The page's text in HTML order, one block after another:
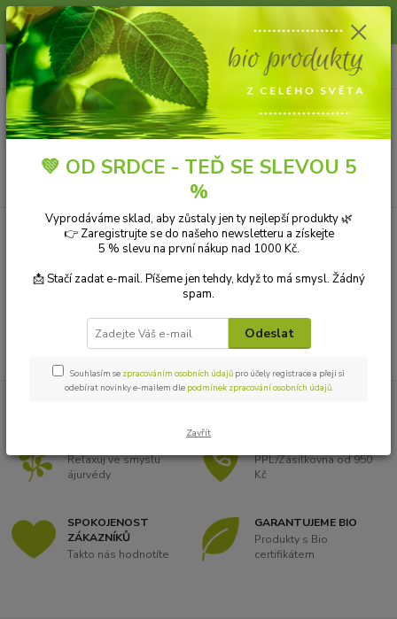
Slunce, koupání a horko dávají vlasům zabrat. Dopřejte jim šetrnou péči s
přírodní vlasovou kosmetikou.
Menu
CZK
+420 606 912 887
9-18:00 hod.
0 ks
za 0,00 Kč
VÝBĚR PODLE ZNAČEK Woldoclean-výrobce
Woldoclean-výrobce
V této kategorii nebylo nalezeno žádné zboží.
Relaxuj ve smyslu
ájurvédy
PPL/Zásilkovna od 950
Kč
SPOKOJENOST
ZÁKAZNÍKŮ
Takto nás hodnotíte
GARANTUJEME BIO
Produkty s Bio
certifikátem
💚 OD SRDCE - TEĎ SE SLEVOU 5
%
Vyprodáváme sklad, aby zůstaly jen ty nejlepší produkty 🌿
👉 Zaregistrujte se do našeho newsletteru a získejte
5 % slevu na první nákup nad 1000 Kč.
📩 Stačí zadat e-mail. Píšeme jen tehdy, když to má smysl. Žádný
spam.
Odeslat
Souhlasím se zpracováním osobních údajů pro účely registrace a přeji si
odebírat novinky e-mailem dle podmínek zpracování osobních údajů.
Zavřít